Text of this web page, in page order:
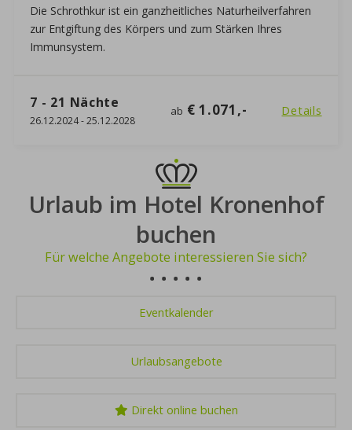
Die Schrothkur ist ein ganzheitliches Naturheilverfahren
zur Entgiftung des Körpers und zum Stärken Ihres
Immunsystem.
7 - 21 Nächte
26.12.2024-25.12.2028
ab € 1.071,- Details
Urlaub im Hotel Kronenhof
buchen
Für welche Angebote interessieren Sie sich?
Eventkalender
Urlaubsangebote
Direkt online buchen